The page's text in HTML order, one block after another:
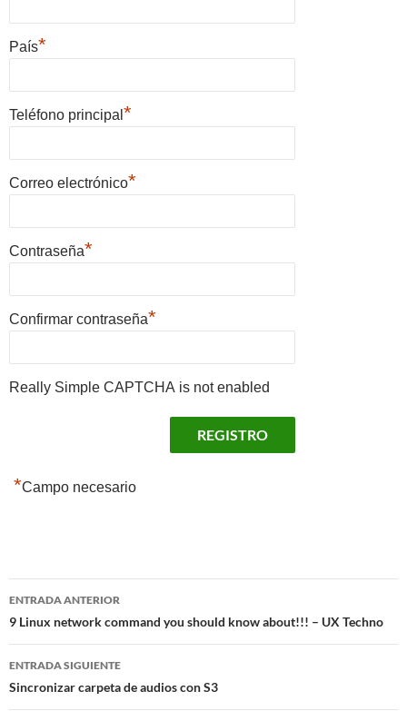
País*
Teléfono principal *
Correo electrónico*
Contraseña*
Confirmar contraseña*
Really Simple CAPTCHA is not enabled
*Campo necesario
Navegación
de
entradas
ENTRADA ANTERIOR
9 Linux network command you should know about!!! – UX Techno
ENTRADA SIGUIENTE
Sincronizar carpeta de audios con S3